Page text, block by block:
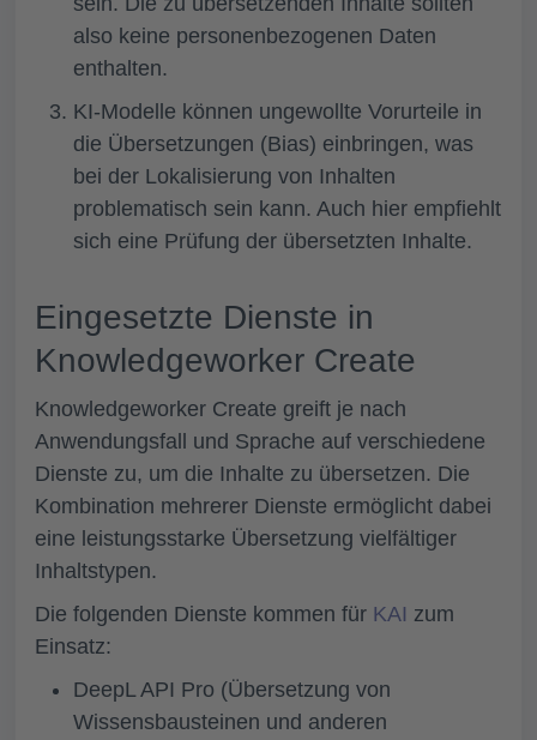
also keine personenbezogenen Daten
enthalten.
KI-Modelle können ungewollte Vorurteile in
die Übersetzungen (Bias) einbringen, was
bei der Lokalisierung von Inhalten
problematisch sein kann. Auch hier empfiehlt
sich eine Prüfung der übersetzten Inhalte.
Eingesetzte Dienste in
Knowledgeworker Create
Knowledgeworker Create greift je nach
Anwendungsfall und Sprache auf verschiedene
Dienste zu, um die Inhalte zu übersetzen. Die
Kombination mehrerer Dienste ermöglicht dabei
eine leistungsstarke Übersetzung vielfältiger
Inhaltstypen.
Die folgenden Dienste kommen für KAI zum
Einsatz:
DeepL API Pro (Übersetzung von
Wissensbausteinen und anderen